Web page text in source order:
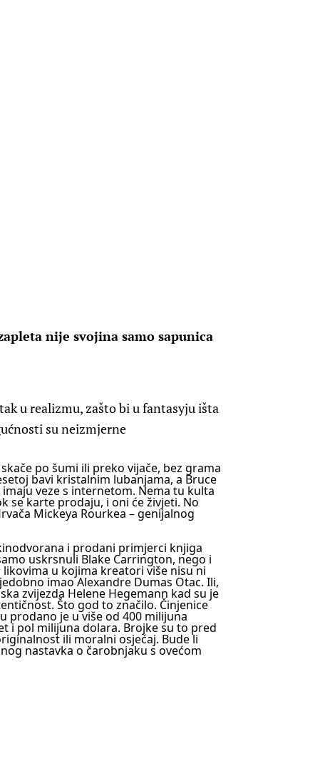
nije svojina samo sapunica
u realizmu, zašto bi u fantasyju išta
su neizmjerne
po šumi ili preko vijače, bez grama
bavi kristalnim lubanjama, a Bruce
veze s internetom. Nema tu kulta
se karte prodaju, i oni će živjeti. No
Mickeya Rourkea – genijalnog
i prodani primjerci knjiga
uskrsnuli Blake Carrington, nego i
u kojima kreatori više nisu ni
imao Alexandre Dumas Otac. Ili,
zvijezda Helene Hegemann kad su je
Što god to značilo. Činjenice
prodano je u više od 400 milijuna
i pol milijuna dolara. Brojke su to pred
ili moralni osjećaj. Bude li
nastavka o čarobnjaku s ovećom